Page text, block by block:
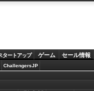
タートアップ ゲーム セール情報
ChallengersJP